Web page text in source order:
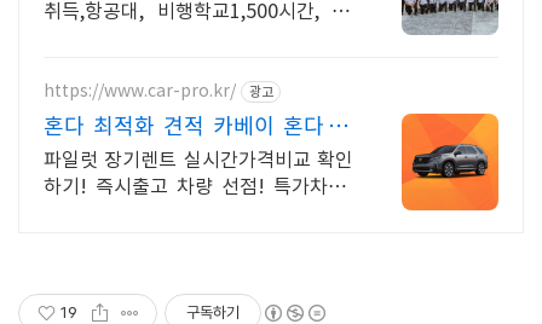
취득,항공대, 비행학교1,500시간, F1
https://www.car-pro.kr/ 광고
혼다 최적화 견적 카베이 혼다 특
가차량 무료견적
파일럿 장기렌트 실시간가격비교 확인
하기! 즉시출고 차량 선점! 특가차종!
19 구독하기